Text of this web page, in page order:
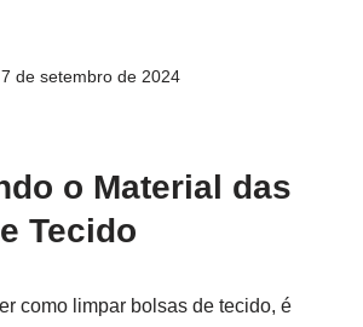
7 de setembro de 2024
o Material das
Tecido
como limpar bolsas de tecido, é